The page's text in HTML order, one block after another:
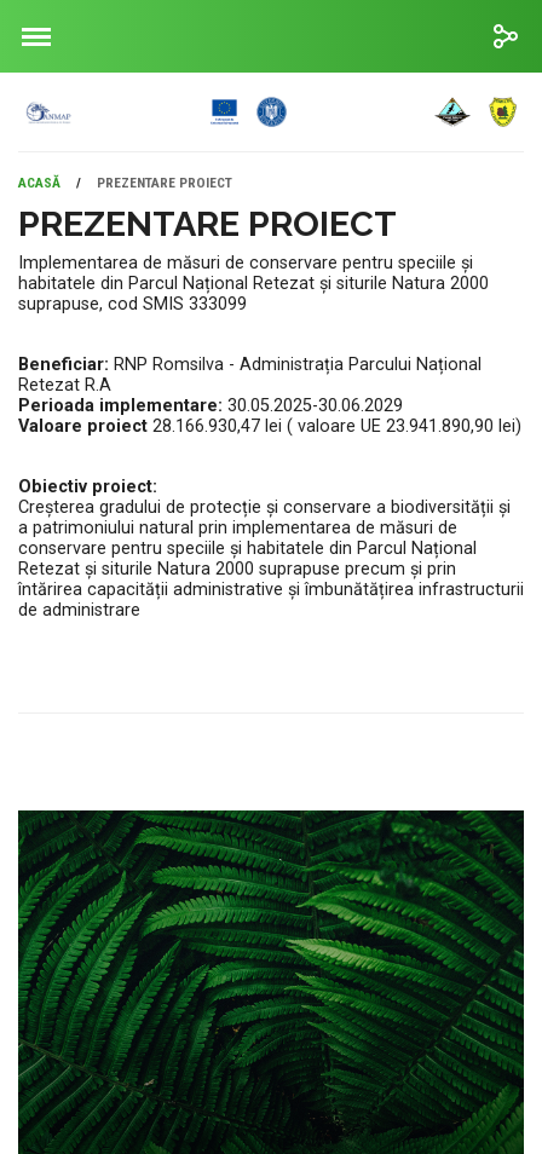
ACASĂ / PREZENTARE PROIECT
PREZENTARE PROIECT
Implementarea de măsuri de conservare pentru speciile și
habitatele din Parcul Național Retezat și siturile Natura 2000
suprapuse, cod SMIS 333099
Beneficiar: RNP Romsilva - Administrația Parcului Național
Retezat R.A
Perioada implementare: 30.05.2025-30.06.2029
Valoare proiect 28.166.930,47 lei ( valoare UE 23.941.890,90 lei)
Obiectiv proiect:
Creșterea gradului de protecție și conservare a biodiversității și
a patrimoniului natural prin implementarea de măsuri de
conservare pentru speciile și habitatele din Parcul Național
Retezat și siturile Natura 2000 suprapuse precum și prin
întărirea capacității administrative și îmbunătățirea infrastructurii
de administrare